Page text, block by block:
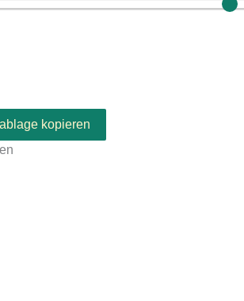
kopieren